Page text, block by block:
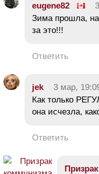
eugene82
Зима прошла,
за это!!!
Ответить
jek 3 мар,
Как только
она исчезла,
Ответить